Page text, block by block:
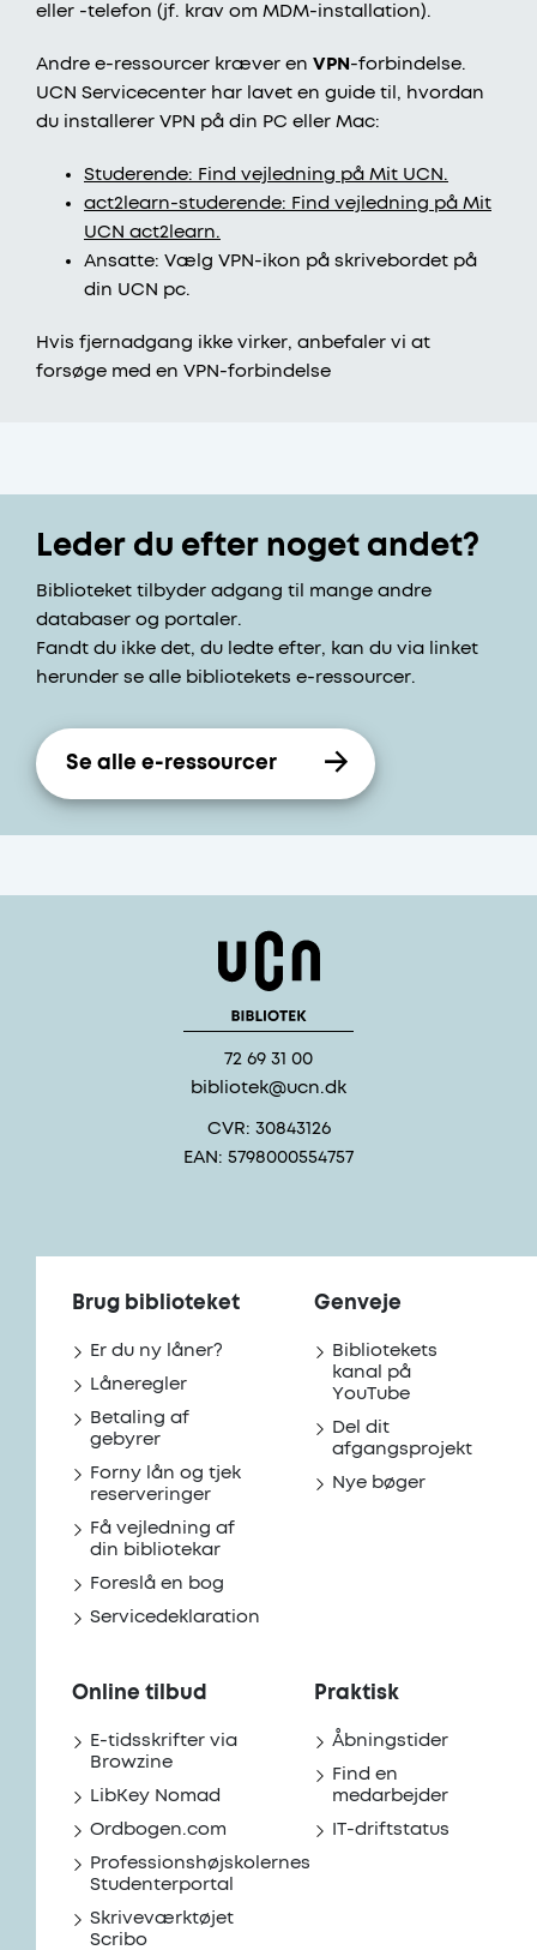
eller -telefon (jf. krav om MDM-installation).
Andre e-ressourcer kræver en VPN -forbindelse.
UCN Servicecenter har lavet en guide til, hvordan
du installerer VPN på din PC eller Mac:
Studerende: Find vejledning på Mit UCN.
act2learn-studerende: Find vejledning på Mit
UCN act2learn.
Ansatte: Vælg VPN-ikon på skrivebordet på
din UCN pc.
Hvis fjernadgang ikke virker, anbefaler vi at
forsøge med en VPN-forbindelse
Leder du efter noget andet?
Biblioteket tilbyder adgang til mange andre
databaser og portaler.
Fandt du ikke det, du ledte efter, kan du via linket
herunder se alle bibliotekets e-ressourcer.
Se alle e-ressourcer
72 69 31 00
bibliotek@ucn.dk
CVR: 30843126
EAN: 5798000554757
Brug biblioteket
Er du ny låner?
Låneregler
Betaling af
gebyrer
Forny lån og tjek
reserveringer
Få vejledning af
din bibliotekar
Foreslå en bog
Servicedeklaration
Genveje
Bibliotekets
kanal på
YouTube
Del dit
afgangsprojekt
Nye bøger
Online tilbud
E-tidsskrifter via
Browzine
LibKey Nomad
Ordbogen.com
Professionshøjskolernes
Studenterportal
Skriveværktøjet
Scribo
Praktisk
Åbningstider
Find en
medarbejder
IT-driftstatus